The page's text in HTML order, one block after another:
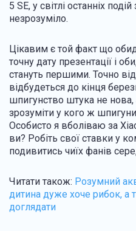
5 SE, у світлі останніх
незрозуміло.
Цікавим є той факт що
точну дату презентації і
стануть першими. Точно
відбудеться до кінця
шпигунство штука не
зрозуміти у кого ж
Особисто я вболіваю за
ви? Робіть свої ставки у
подивитись чиїх фанів
Читати також: Розумний
дитина дуже хоче рибок, а
доглядати